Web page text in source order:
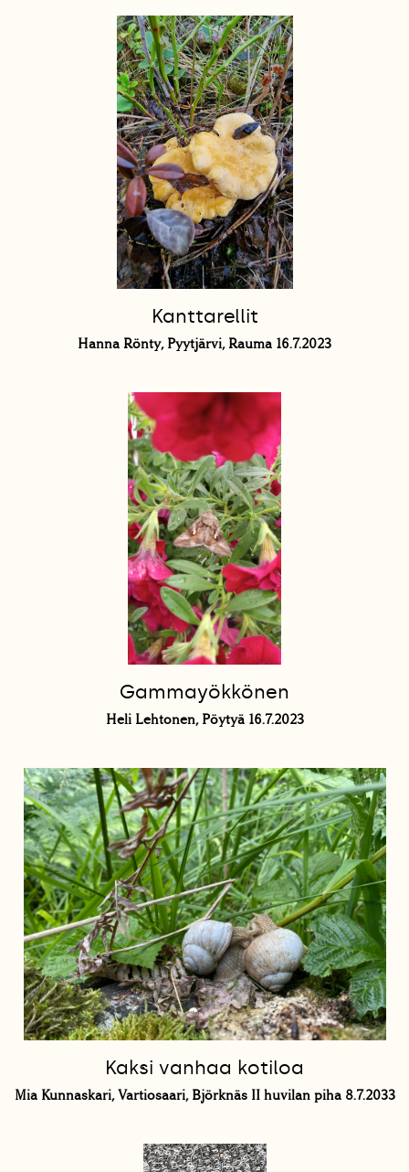
Kanttarellit
Hanna Rönty, Pyytjärvi, Rauma 16.7.2023
Gammayökkönen
Heli Lehtonen, Pöytyä 16.7.2023
Kaksi vanhaa kotiloa
Mia Kunnaskari, Vartiosaari, Björknäs II huvilan piha 8.7.2033